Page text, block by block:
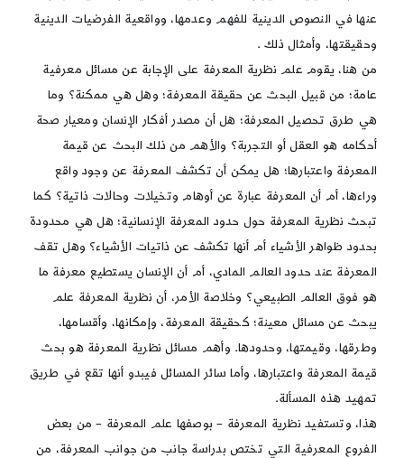
عنها في النصوص الدينية للفهم وعدمها، وواقعية الفرضيات الدينية
وحقيقتها، وأمثال ذلك .
من هنا، يقوم علم نظرية المعرفة على الإجابة عن مسائل معرفية
عامة؛ من قبيل البحث عن حقيقة المعرفة؛ وهل هي ممكنة؟ وما
هي طرق تحصيل المعرفة؛ هل أن مصدر أفكار الإنسان ومعيار صحة
أحكامه هو العقل أو التجربة؟ والأهم من ذلك البحث عن قيمة
المعرفة واعتبارها؛ هل يمكن أن تكشف المعرفة عن وجود واقع
وراءها، أم أن المعرفة عبارة عن أوهام وتخيلات وحالات ذاتية؟ كما
تبحث نظرية المعرفة حول حدود المعرفة الإنسانية؛ هل هي محدودة
بحدود ظواهر الأشياء أم أنها تكشف عن ذاتيات الأشياء؟ وهل تقف
المعرفة عند حدود العالم المادي، أم أن الإنسان يستطيع معرفة ما
هو فوق العالم الطبيعي؟ وخلاصة الأمر، أن نظرية المعرفة علم
يبحث عن مسائل معينة؛ كحقيقة المعرفة، وإمكانها، وأقسامها،
وطرقها، وقيمتها، وحدودها. وأهم مسائل نظرية المعرفة هو بحث
قيمة المعرفة واعتبارها، وأما سائر المسائل فيبدو أنها تقع في طريق
تمهيد هذه المسألة.
هذا، وتستفيد نظرية المعرفة – بوصفها علم المعرفة – من بعض
الفروع المعرفية التي تختص بدراسة جانب من جوانب المعرفة، من